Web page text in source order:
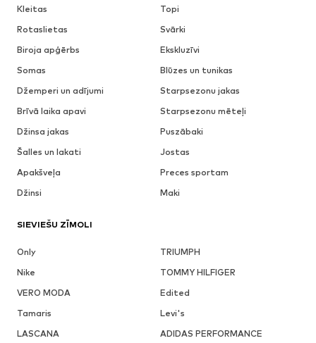
Kleitas
Topi
Rotaslietas
Svārki
Biroja apģērbs
Ekskluzīvi
Somas
Blūzes un tunikas
Džemperi un adījumi
Starpsezonu jakas
Brīvā laika apavi
Starpsezonu mēteļi
Džinsa jakas
Puszābaki
Šalles un lakati
Jostas
Apakšveļa
Preces sportam
Džinsi
Maki
SIEVIEŠU ZĪMOLI
Only
TRIUMPH
Nike
TOMMY HILFIGER
VERO MODA
Edited
Tamaris
Levi's
LASCANA
ADIDAS PERFORMANCE